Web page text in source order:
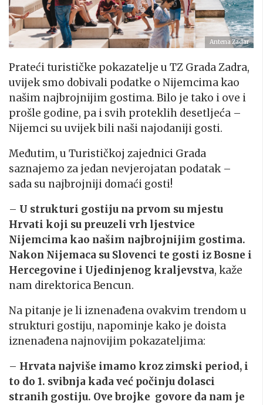
Antena Zadar
Prateći turističke pokazatelje u TZ Grada Zadra,
uvijek smo dobivali podatke o Nijemcima kao
našim najbrojnijim gostima. Bilo je tako i ove i
prošle godine, pa i svih proteklih desetljeća –
Nijemci su uvijek bili naši najodaniji gosti.
Međutim, u Turističkoj zajednici Grada
saznajemo za jedan nevjerojatan podatak –
sada su najbrojniji domaći gosti!
– U strukturi gostiju na prvom su mjestu
Hrvati koji su preuzeli vrh ljestvice
Nijemcima kao našim najbrojnijim gostima.
Nakon Nijemaca su Slovenci te gosti iz Bosne i
Hercegovine i Ujedinjenog kraljevstva, kaže
nam direktorica Bencun.
Na pitanje je li iznenađena ovakvim trendom u
strukturi gostiju, napominje kako je doista
iznenađena najnovijim pokazateljima:
– Hrvata najviše imamo kroz zimski period, i
to do 1. svibnja kada već počinju dolasci
stranih gostiju. Ove brojke govore da nam je